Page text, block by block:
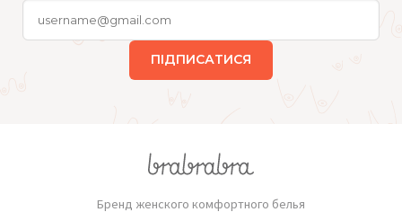
ПІДПИСАТИСЯ
Бренд женского комфортного белья